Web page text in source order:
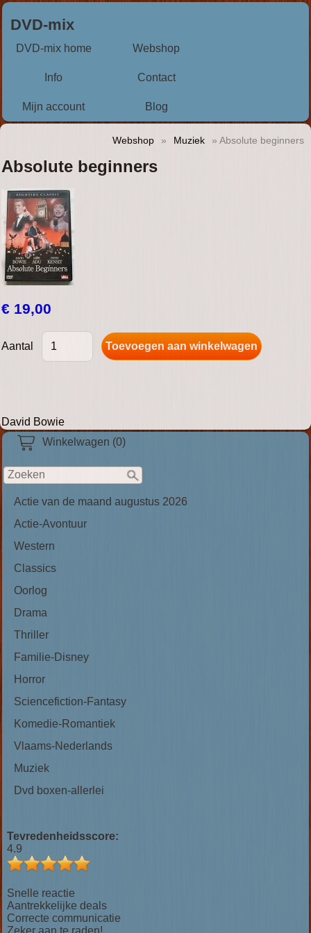
DVD-mix
DVD-mix home Webshop
Info Contact
Mijn account Blog
Winkelwagen (0)
Actie van de maand augustus 2026
Actie-Avontuur
Western
Classics
Oorlog
Drama
Thriller
Familie-Disney
Horror
Sciencefiction-Fantasy
Komedie-Romantiek
Vlaams-Nederlands
Muziek
Dvd boxen-allerlei
Tevredenheidsscore:
4.9
Snelle reactie
Aantrekkelijke deals
Correcte communicatie
Zeker aan te raden!
Webshop » Muziek » Absolute beginners
Absolute beginners
€ 19,00
Aantal
David Bowie